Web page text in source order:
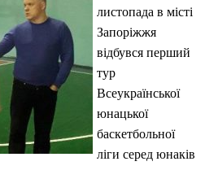
листопада в місті
Запоріжжя
відбувся перший
тур
Всеукраїнської
юнацької
баскетбольної
ліги серед юнаків